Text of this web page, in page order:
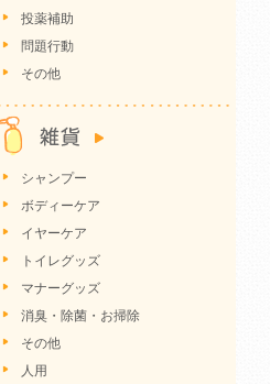
投薬補助
問題行動
その他
シャンプー
ボディーケア
イヤーケア
トイレグッズ
マナーグッズ
消臭・除菌・お掃除
その他
人用